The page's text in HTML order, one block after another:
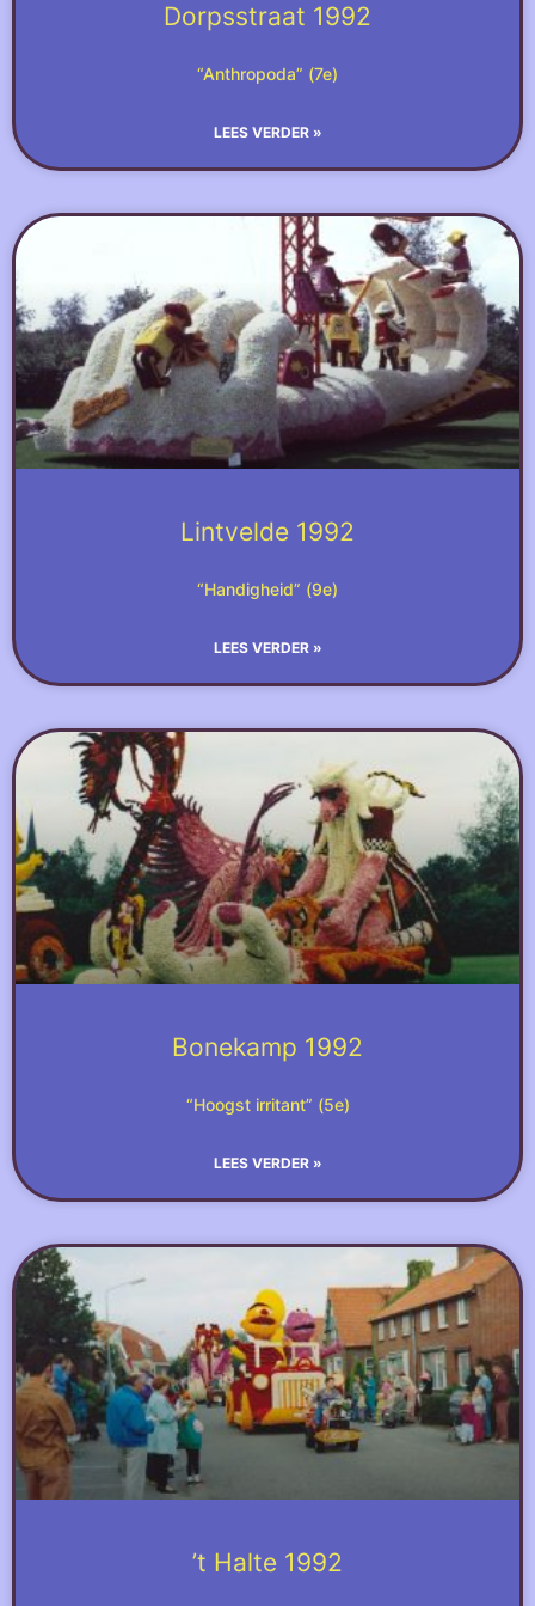
Dorpsstraat 1992
“Anthropoda” (7e)
LEES VERDER »
Lintvelde 1992
“Handigheid” (9e)
LEES VERDER »
Bonekamp 1992
“Hoogst irritant” (5e)
LEES VERDER »
’t Halte 1992